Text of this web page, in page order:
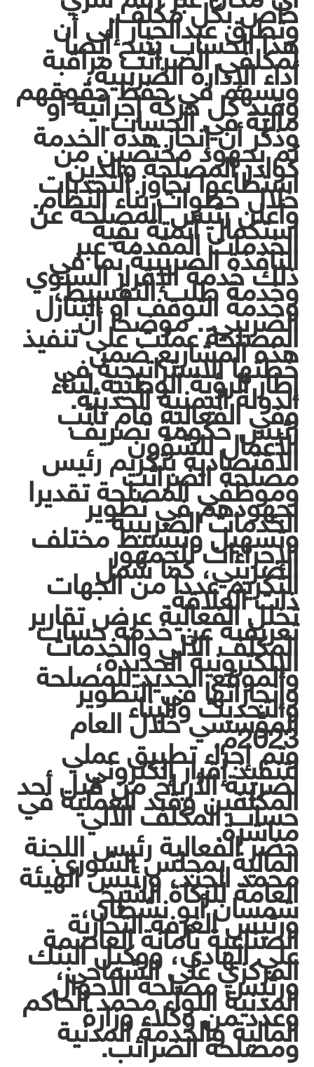
خاص بكل مكلف.
وتطرق عبدالجبار إلى أن
هذا الحساب يتيح أيضا
لمكلفي الضرائب مراقبة
أداء الإدارة الضريبية،
ويسهم في حفظ حقوقهم
وقيد كل حركة إجرائية أو
مالية في الحساب.
وذكر أن إنجاز هذه الخدمة
تم بجهود مختصين من
كوادر المصلحة والذين
استطاعوا تجاوز التحديات
خلال خطوات بناء النظام.
وأعلن رئيس المصلحة عن
استكمال أتمتة بقية
الخدمات المقدمة عبر
النافذة الضريبية بما في
ذلك خدمة الإقرار السنوي
وخدمة طلب التقسيط،
وخدمة التوقف أو التنازل
الضريبي.. موضحا أن
المصلحة عملت على تنفيذ
هذه المشاريع ضمن
خطتها الاستراتيجية في
إطار الرؤية الوطنية لبناء
الدولة اليمنية الحديثة.
وفي الفعالية قام نائب
رئيس حكومة تصريف
الأعمال للشؤون
الاقتصادية بتكريم رئيس
مصلحة الضرائب
وموظفي المصلحة تقديرا
لجهودهم في تطوير
الخدمات الضريبية
وتسهيل وتبسيط مختلف
الإجراءات للجمهور
الضريبي، كما شمل
التكريم عددا من الجهات
ذات العلاقة.
تخلل الفعالية عرض تقارير
تعريفية عن خدمة حساب
المكلف الآلي والخدمات
الإلكترونية الجديدة،
والموقع الجديد للمصلحة
وإنجازاتها في التطوير
والتحديث والبناء
المؤسسي خلال العام
2023م.
وتم إجراء تطبيق عملي
لتنفيذ إقرار إلكتروني
لضريبة الأرباح من قبل أحد
المكلفين وقيد العملية في
حساب المكلف الآلي
مباشرة.
حضر الفعالية رئيس اللجنة
المالية بمجلس الشورى
محمد الجند، ورئيس الهيئة
العامة للزكاة الشيخ
شمسان أبو نشطان،
ورئيس الغرفة التجارية
الصناعية بأمانة العاصمة
علي الهادي، ووكيل البنك
المركزي علي الشماحي،
ورئيس مصلحة الأحوال
المدنية اللواء محمد الحاكم
وعدد من وكلاء وزارة
المالية والخدمة المدنية
ومصلحة الضرائب.